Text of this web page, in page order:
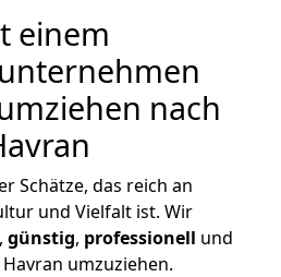
einem
nach
Schätze, das reich an
und Vielfalt ist. Wir
günstig, professionell und
umzuziehen.